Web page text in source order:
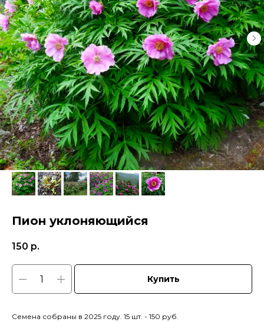
Пион уклоняющийся
150 р.
Купить
Семена собраны в 2025 году. 15 шт. - 150 руб.